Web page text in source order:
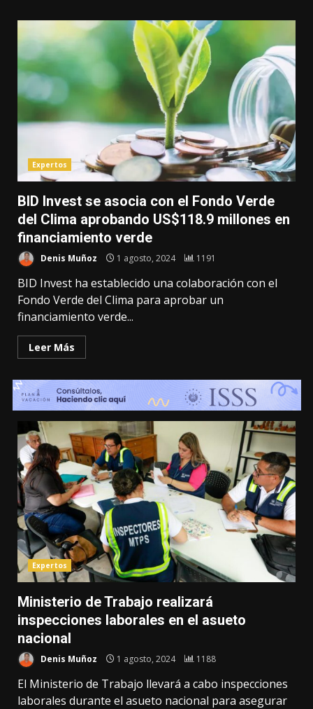
Expertos
BID Invest se asocia con el Fondo Verde
del Clima aprobando US$118.9 millones en
financiamiento verde
Denis Muñoz 1 agosto, 2024 1191
BID Invest ha establecido una colaboración con el
Fondo Verde del Clima para aprobar un
financiamiento verde...
Leer Más
Expertos
Ministerio de Trabajo realizará
inspecciones laborales en el asueto
nacional
Denis Muñoz 1 agosto, 2024 1188
El Ministerio de Trabajo llevará a cabo inspecciones
laborales durante el asueto nacional para asegurar